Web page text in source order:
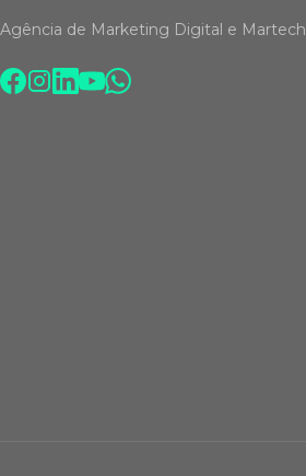
Agência de Marketing Digital e Martech